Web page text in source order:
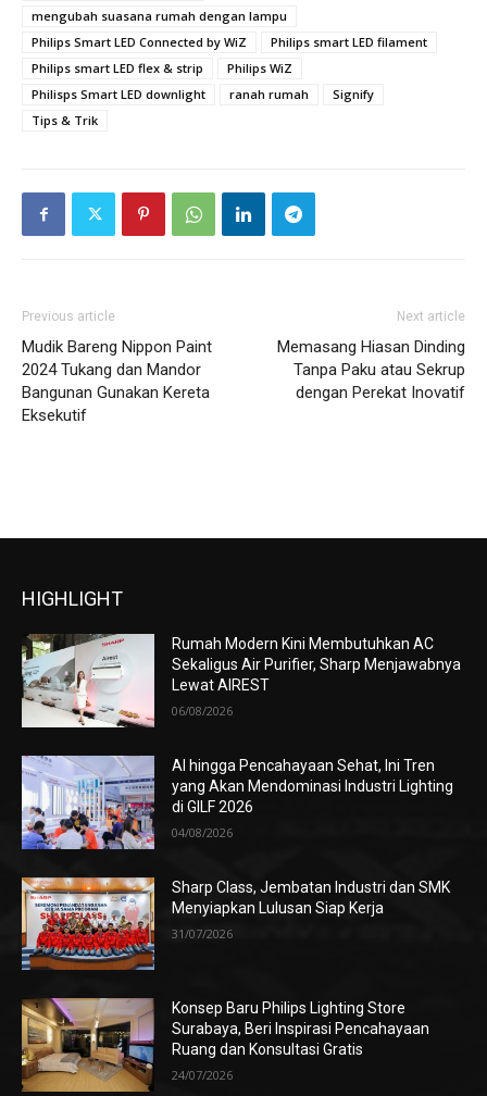
mengubah suasana rumah dengan lampu
Philips Smart LED Connected by WiZ
Philips smart LED filament
Philips smart LED flex & strip
Philips WiZ
Philisps Smart LED downlight
ranah rumah
Signify
Tips & Trik
Previous article
Mudik Bareng Nippon Paint
2024 Tukang dan Mandor
Bangunan Gunakan Kereta
Eksekutif
Next article
Memasang Hiasan Dinding
Tanpa Paku atau Sekrup
dengan Perekat Inovatif
HIGHLIGHT
Rumah Modern Kini Membutuhkan AC
Sekaligus Air Purifier, Sharp Menjawabnya
Lewat AIREST
06/08/2026
AI hingga Pencahayaan Sehat, Ini Tren
yang Akan Mendominasi Industri Lighting
di GILF 2026
04/08/2026
Sharp Class, Jembatan Industri dan SMK
Menyiapkan Lulusan Siap Kerja
31/07/2026
Konsep Baru Philips Lighting Store
Surabaya, Beri Inspirasi Pencahayaan
Ruang dan Konsultasi Gratis
24/07/2026